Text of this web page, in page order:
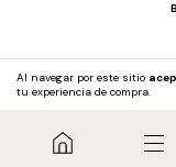
Al navegar por este sitio
tu experiencia de compra.